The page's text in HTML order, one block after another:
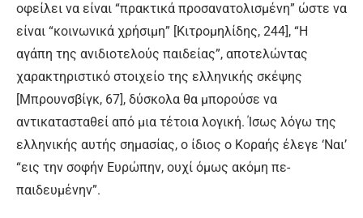
οφείλει να είναι “πρακτικά προσανατολισμένη” ώστε να
είναι “κοινωνικά χρήσιμη” [Κιτρομηλίδης, 244], “Η
αγάπη της ανιδιοτελούς παιδείας”, αποτελώντας
χαρακτηριστικό στοιχείο της ελληνικής σκέψης
[Μπρουνσβίγκ, 67], δύσκολα θα μπορούσε να
αντικατασταθεί από μια τέτοια λογική. Ίσως λόγω της
ελληνικής αυτής σημασίας, ο ίδιος ο Κοραής έλεγε ‘Ναι’
“εις την σοφήν Ευρώπην, ουχί όμως ακόμη πε-
παιδευμένην”.